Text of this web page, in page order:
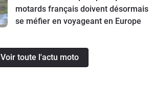
motards français doivent désormais
se méfier en voyageant en Europe
Voir toute l'actu moto